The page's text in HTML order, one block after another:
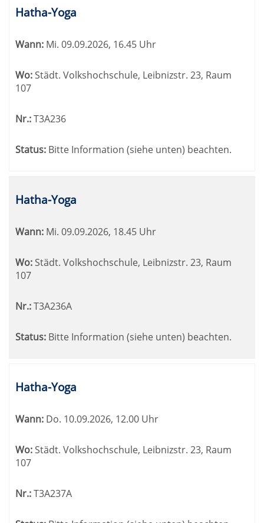
Hatha-Yoga
Wann: Mi. 09.09.2026, 16.45 Uhr
Wo:Städt. Volkshochschule, Leibnizstr. 23, Raum
107
Nr.:T3A236
Status: Bitte Information (siehe unten) beachten.
Hatha-Yoga
Wann: Mi. 09.09.2026, 18.45 Uhr
Wo: Städt. Volkshochschule, Leibnizstr. 23, Raum
107
Nr.:T3A236A
Status: Bitte Information (siehe unten) beachten.
Hatha-Yoga
Wann: Do. 10.09.2026, 12.00 Uhr
Wo:Städt. Volkshochschule, Leibnizstr. 23, Raum
107
Nr.:T3A237A